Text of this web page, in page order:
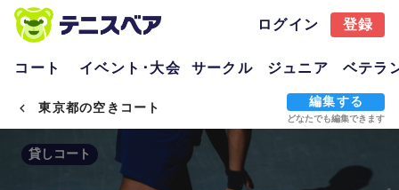
ログイン 登録
コート イベント･大会 サークル ジュニア ベテラ
東京都の空きコート 編集する
どなたでも編集できます
貸しコート